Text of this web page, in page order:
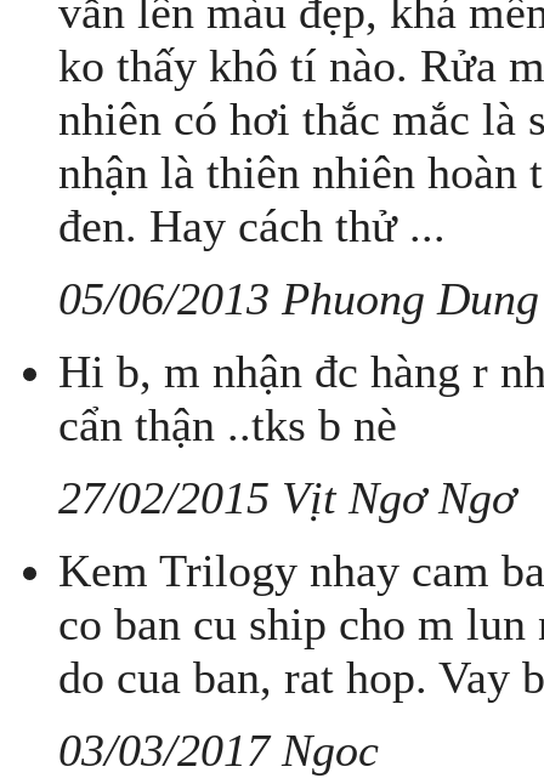
vẫn lên màu đẹp, khá
ko thấy khô tí nào. Rửa
nhiên có hơi thắc mắc là
nhận là thiên nhiên hoàn
đen. Hay cách thử ...
05/06/2013 Phuong Dung
Hi b, m nhận đc hàng r
cẩn thận ..tks b nè
27/02/2015 Vịt Ngơ Ngơ
Kem Trilogy nhay cam
co ban cu ship cho m
do cua ban, rat hop. Vay
03/03/2017 Ngoc